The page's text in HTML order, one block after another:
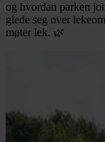
og hvordan parken
glede seg over
møter lek. 🌿